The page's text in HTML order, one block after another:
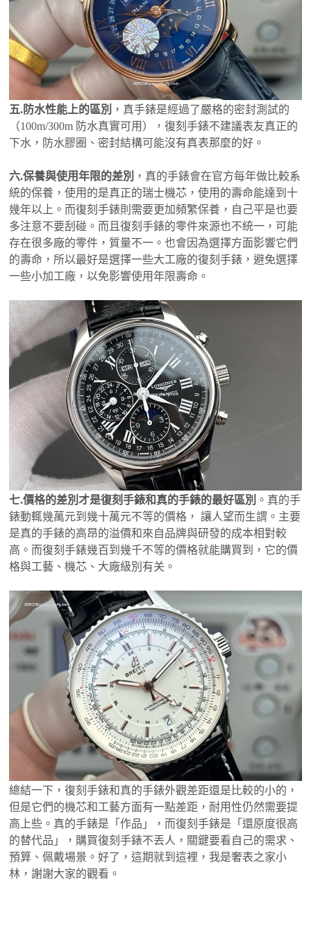
五.防水性能上的區別 ，真手錶是經過了嚴格的密封測試的
（100m/300m 防水真實可用），復刻手錶不建議表友真正的
下水，防水膠圈、密封結構可能沒有真表那麼的好。
六.保養與使用年限的差別 ，真的手錶會在官方每年做比較系
統的保養，使用的是真正的瑞士機芯，使用的壽命能達到十
幾年以上。而復刻手錶則需要更加頻繁保養，自己平是也要
多注意不要刮碰。而且復刻手錶的零件來源也不統一，可能
存在很多廠的零件，質量不一。也會因為選擇方面影響它們
的壽命，所以最好是選擇一些大工廠的復刻手錶，避免選擇
一些小加工廠，以免影響使用年限壽命。
七.價格的差別才是復刻手錶和真的手錶的最好區別 。真的手
錶動輒幾萬元到幾十萬元不等的價格， 讓人望而生謂。主要
是真的手錶的高昂的溢價和來自品牌與研發的成本相對較
高。而復刻手錶幾百到幾千不等的價格就能購買到，它的價
格與工藝、機芯、大廠級別有关。
總結一下，復刻手錶和真的手錶外觀差距還是比較的小的，
但是它們的機芯和工藝方面有一點差距，耐用性仍然需要提
高上些。真的手錶是「作品」，而復刻手錶是「還原度很高
的替代品」，購買復刻手錶不丟人，關鍵要看自己的需求、
預算、佩戴場景。好了，這期就到這裡，我是奢表之家小
林，謝謝大家的觀看。